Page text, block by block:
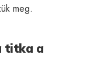
meg.
titka a